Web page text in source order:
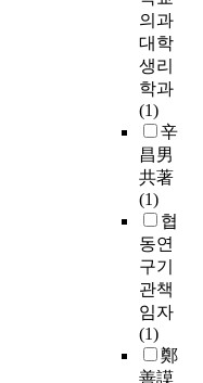
의과
대학
생리
학과
(1)
辛
昌男
共著
(1)
협
동연
구기
관책
임자
(1)
鄭
善謨